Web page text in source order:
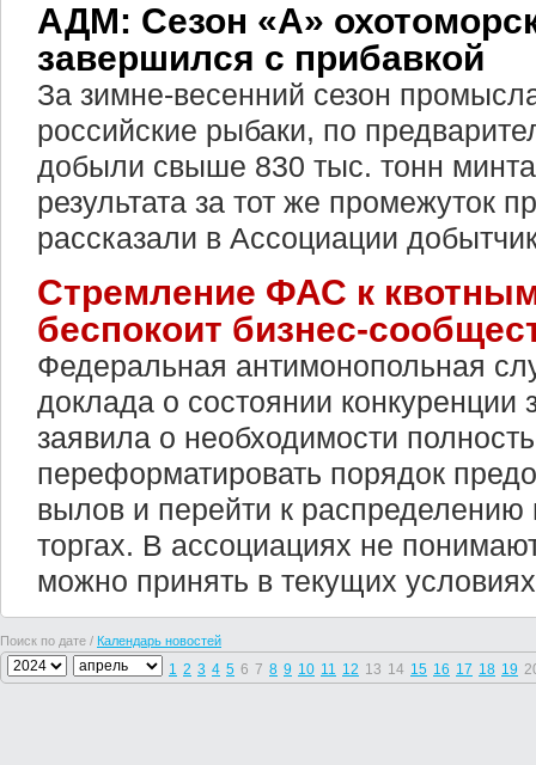
АДМ: Сезон «А»
завершился с прибавкой
За зимне-весенний сезон
российские рыбаки, по
добыли свыше 830 тыс. тонн
результата за тот же промежуток
рассказали в Ассоциации
Стремление ФАС к
беспокоит бизнес-
Федеральная антимонопольная
доклада о состоянии конкуренции
заявила о необходимости
переформатировать порядок
вылов и перейти к распределению
торгах. В ассоциациях не
можно принять в текущих
Поиск по дате / Календарь новостей
1 2 3 4 5 6 7 8 9 10 11 12 13 14 15 16 17 18 19